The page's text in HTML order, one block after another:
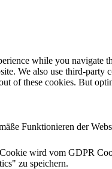
while you navigate
We also use third-
of these cookies. But
Funktionieren der
wird vom GDPR
zu speichern.